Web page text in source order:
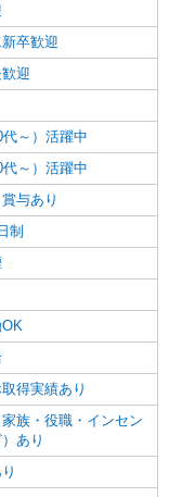
卒歓迎
迎
代～）活躍中
～）活躍中
与あり
制
得実績あり
族・役職・インセン
あり